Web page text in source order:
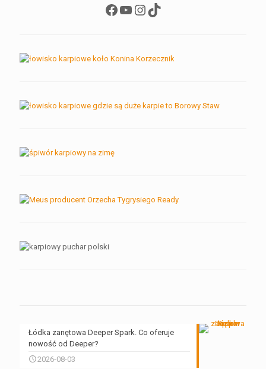
Facebook
YouTube
Instagram
TikTok
Łódka zanętowa Deeper Spark. Co oferuje
nowość od Deeper?
2026-08-03